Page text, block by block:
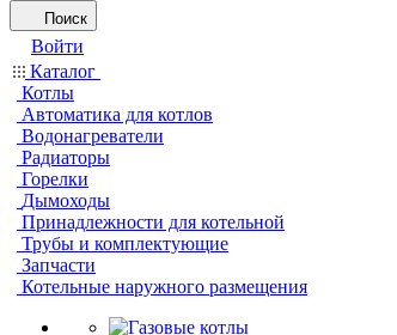
Поиск
Войти
Каталог
Котлы
Автоматика для котлов
Водонагреватели
Радиаторы
Горелки
Дымоходы
Принадлежности для котельной
Трубы и комплектующие
Запчасти
Котельные наружного размещения